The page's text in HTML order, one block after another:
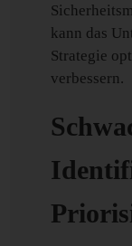
kann das
Strategie
verbessern.